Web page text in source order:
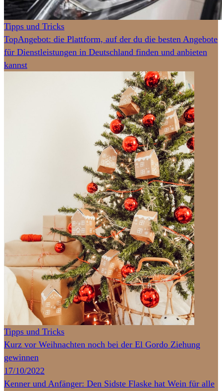
Tipps und Tricks
TopAngebot: die Plattform, auf der du die besten Angebote
für Dienstleistungen in Deutschland finden und anbieten
kannst
Tipps und Tricks
Kurz vor Weihnachten noch bei der El Gordo Ziehung
gewinnen
17/10/2022
Kenner und Anfänger: Den Sidste Flaske hat Wein für alle